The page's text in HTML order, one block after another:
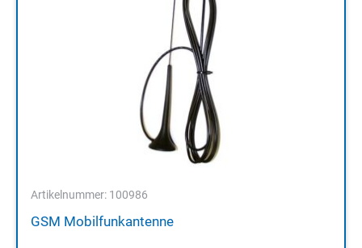
Artikelnummer: 100986
GSM Mobilfunkantenne